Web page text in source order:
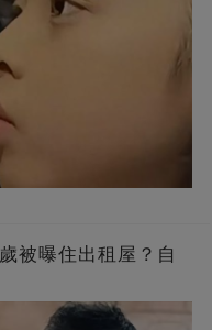
被曝住出租屋？自